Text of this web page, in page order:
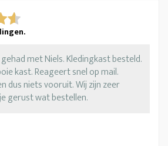
met Niels. Kledingkast besteld.
kast. Reageert snel op mail.
dus niets vooruit. Wij zijn zeer
gerust wat bestellen.